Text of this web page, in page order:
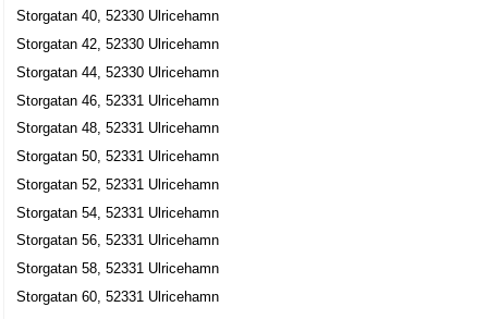
Hans Olof Nyberg
0321-13038
Storgatan 19-21, 52330 Ulricehamn
Björns Presenter, Konst & Ramar HB
Storgatan 2, 52330 Ulricehamn
For-mat Café & Butik AB
Patrik Arne Vitalis Carlsson
0321-15100
Storgatan 2, 52330 Ulricehamn
Lars-Åke Alterbys Åkeri
Lars-Åke Ingemar Alterby
Storgatan 40, 52330 Ulricehamn
Storgatan 42, 52330 Ulricehamn
Storgatan 44, 52330 Ulricehamn
Storgatan 46, 52331 Ulricehamn
Storgatan 48, 52331 Ulricehamn
Storgatan 50, 52331 Ulricehamn
Storgatan 52, 52331 Ulricehamn
Storgatan 54, 52331 Ulricehamn
Storgatan 56, 52331 Ulricehamn
Storgatan 58, 52331 Ulricehamn
Storgatan 60, 52331 Ulricehamn